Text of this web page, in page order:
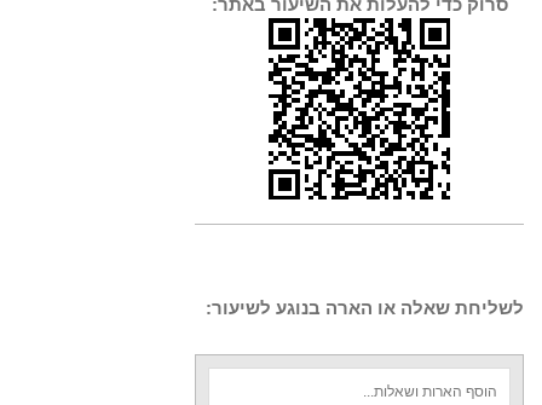
סרוק כדי להעלות את השיעור באתר:
לשליחת שאלה או הארה בנוגע לשיעור: